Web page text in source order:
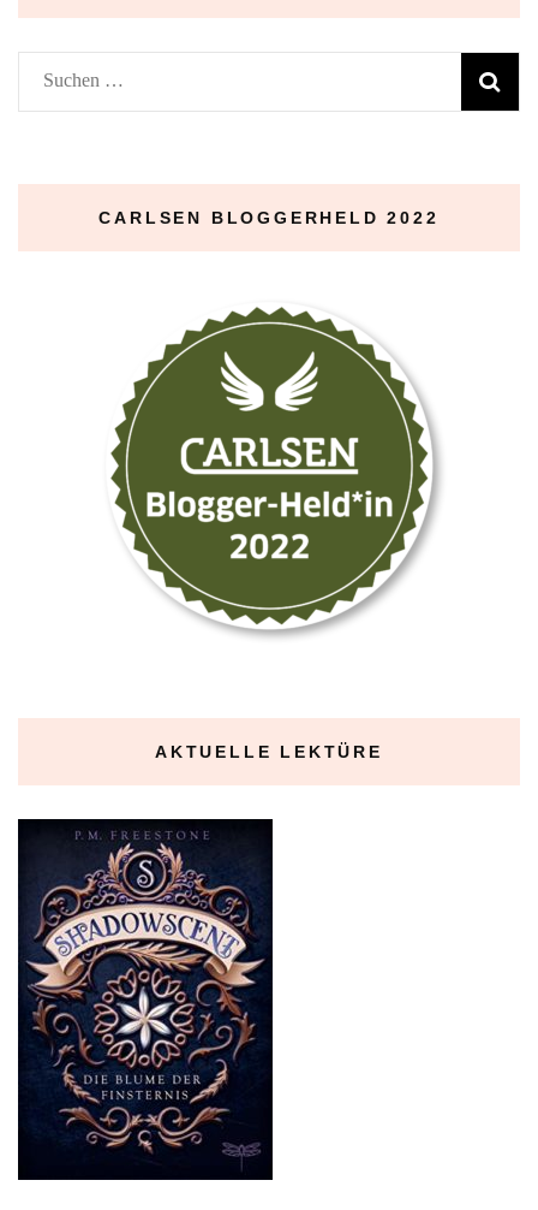
Suchen
nach:
CARLSEN BLOGGERHELD 2022
AKTUELLE LEKTÜRE